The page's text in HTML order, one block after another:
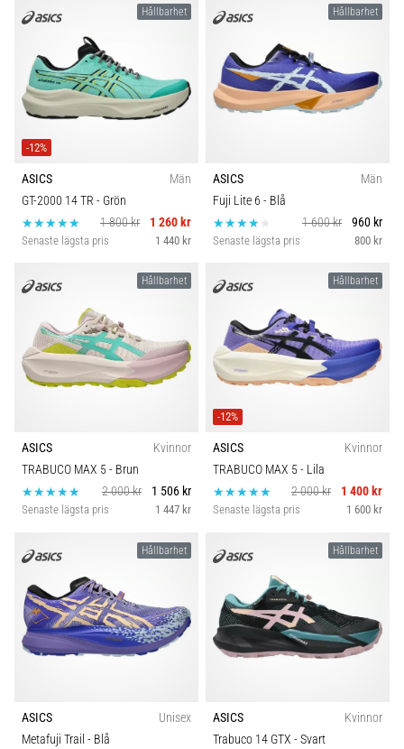
Hållbarhet
-12%
ASICS
Män
GT-2000 14 TR - Grön
1 800 kr
1 260 kr
Senaste lägsta pris 1 440 kr
Hållbarhet
ASICS
Män
Fuji Lite 6 - Blå
1 600 kr
960 kr
Senaste lägsta pris 800 kr
Hållbarhet
ASICS
Kvinnor
TRABUCO MAX 5- Brun
2 000 kr
1 506 kr
Senaste lägsta pris 1 447 kr
Hållbarhet
-12%
ASICS
Kvinnor
TRABUCO MAX 5- Lila
2 000 kr
1 400 kr
Senaste lägsta pris 1 600 kr
Hållbarhet
ASICS
Unisex
Metafuji Trail - Blå
Hållbarhet
ASICS
Kvinnor
Trabuco 14 GTX - Svart